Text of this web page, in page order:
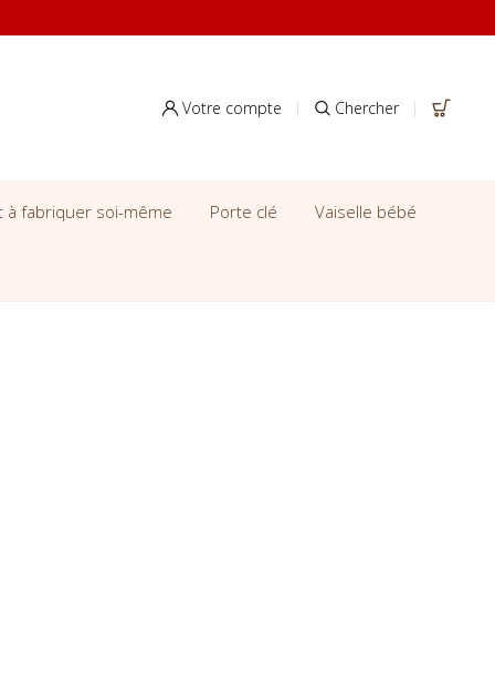
Votre compte Chercher
à fabriquer soi-même Porte clé Vaiselle bébé